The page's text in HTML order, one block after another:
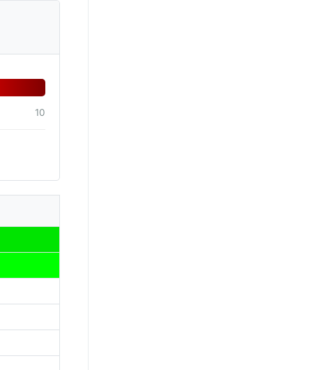
10